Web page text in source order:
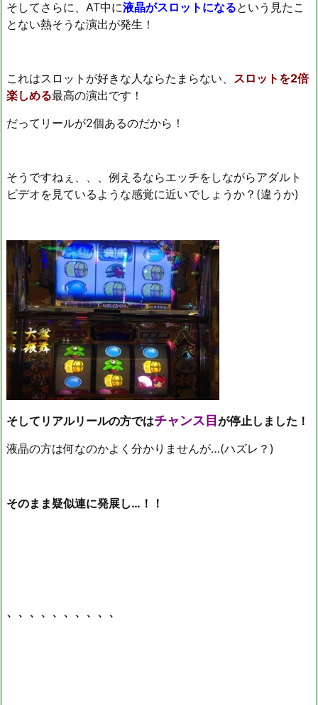
そしてさらに、AT中に液晶がスロットになるという見たこ
とない熱そうな演出が発生！
これはスロットが好きな人ならたまらない、 スロットを2倍
楽しめる最高の演出です！
だってリールが2個あるのだから！
そうですねぇ、、、例えるならエッチをしながらアダルト
ビデオを見ているような感覚に近いでしょうか？(違うか)
そしてリアルリールの方ではチャンス目が停止しました！
液晶の方は何なのかよく分かりませんが…(ハズレ？)
そのまま疑似連に発展し…！！
、、、、、、、、、、